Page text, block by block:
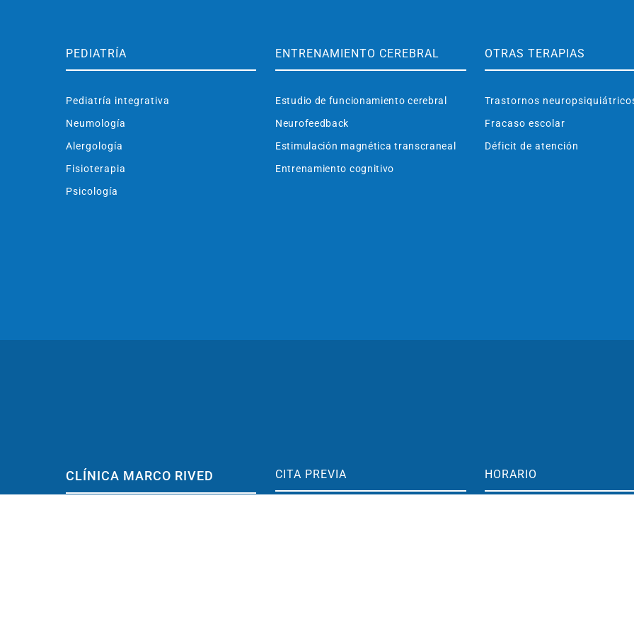
PEDIATRÍA
Pediatría integrativa
Neumología
Alergología
Fisioterapia
Psicología
ENTRENAMIENTO CEREBRAL
Estudio de funcionamiento cerebral
Neurofeedback
Estimulación magnética transcraneal
Entrenamiento cognitivo
OTRAS TERAPIAS
Trastornos
Fracaso escolar
Déficit de atención
CLÍNICA MARCO RIVED CITA PREVIA HORARIO